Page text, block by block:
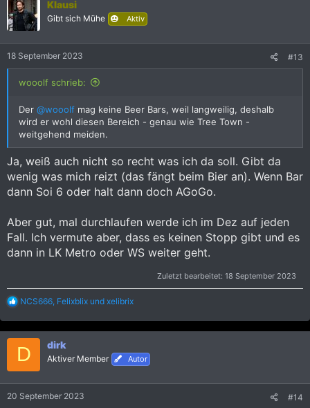
t
i
n
:
Klausi
Gibt sich Mühe Aktiv
18 September 2023 #13
wooolf schrieb:
Der @wooolf mag keine Beer Bars, weil langweilig, deshalb
wird er wohl diesen Bereich - genau wie Tree Town -
weitgehend meiden.
Ja, weiß auch nicht so recht was ich da soll. Gibt da
wenig was mich reizt (das fängt beim Bier an). Wenn Bar
dann Soi 6 oder halt dann doch AGoGo.
Aber gut, mal durchlaufen werde ich im Dez auf jeden
Fall. Ich vermute aber, dass es keinen Stopp gibt und es
dann in LK Metro oder WS weiter geht.
Zuletzt bearbeitet: 18 September 2023
R
a
k
n
NCS666 Felixblix und xelibrix
D dirk
Aktiver Member Autor
20 September 2023 #14